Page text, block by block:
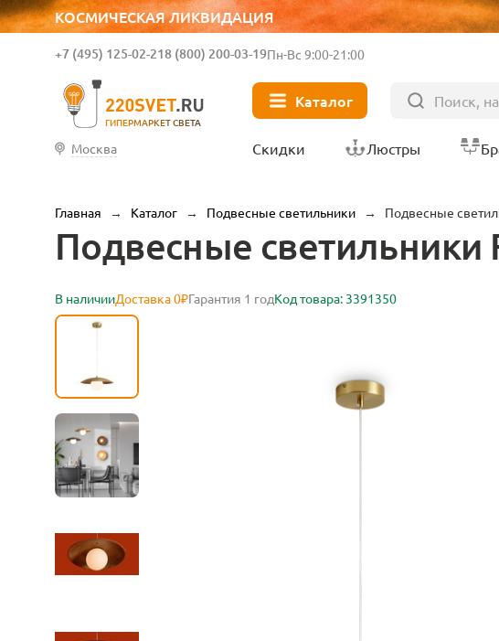
КОСМИЧЕСКАЯ ЛИКВИДАЦИЯ
ГИПЕРМАРКЕТ СВЕТА
+7 (495) 125-02-218 (800) 200-03-19Пн-Вс 9:00-21:00
Каталог
Москва Скидки Люстры
Главная → Каталог → Подвесные светильники → Подвесные
Подвесные светильники
В наличииДоставка 0₽Гарантия 1 годКод товара: 3391350